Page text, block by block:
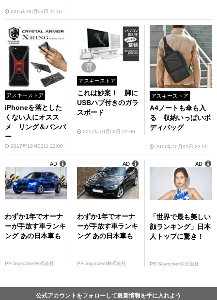
2015年09月03日 15:07
アスキーストア
iPhoneを落とした
くない人にオスス
メ リング＆バンパ
ー
2017年10月02日 22:00
アスキーストア
これは妙案！ 脚に
USBハブ付きのガラ
スボード
2017年10月02日 22:00
アスキーストア
A4ノートも傘も入
る 収納いっぱいボ
ディバッグ
2017年10月02日 22:00
わずか1年でオーナ
ーが手放す車ランキ
ング あの日本車も
PR Skyrocket株式会社
AD
わずか1年でオーナ
ーが手放す車ランキ
ング あの日本車も
PR Skyrocket株式会社
AD
「世界で最も美しい
顔ランキング」日本
人トップに驚き！
PR Skyrocket株式会社
AD
公式アカウントをフォローして最新情報を手に入れよう